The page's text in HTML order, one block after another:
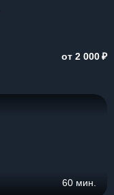
от 2 000₽
60 мин.